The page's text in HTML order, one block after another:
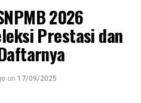
2026
Prestasi dan
on 17/09/2025